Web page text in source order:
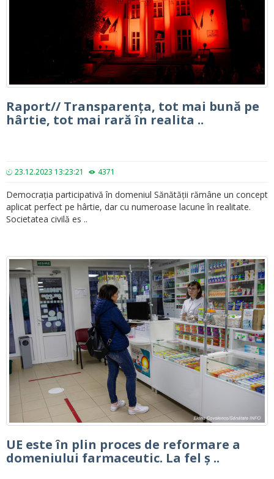
Raport// Transparența, tot mai bună pe
hârtie, tot mai rară în realita ..
23.12.2023 13:23:21 4371
Democrația participativă în domeniul Sănătății rămâne un concept
aplicat perfect pe hârtie, dar cu numeroase lacune în realitate.
Societatea civilă es ..
UE este în plin proces de reformare a
domeniului farmaceutic. La fel ș ..